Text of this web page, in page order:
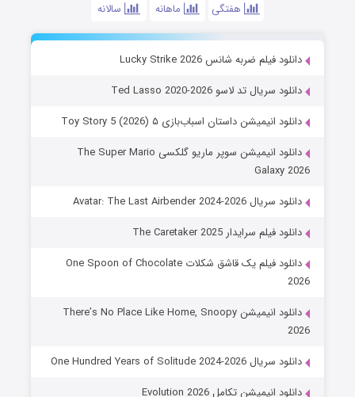
هفتگی ماهانه سالانه
دانلود فیلم ضربه شانس Lucky Strike 2026
دانلود سریال تد لاسو Ted Lasso 2020-2026
دانلود انیمیشن داستان اسباب‌بازی ۵ Toy Story 5 (2026)
دانلود انیمیشن سوپر ماریو گلکسی The Super Mario
Galaxy 2026
دانلود سریال Avatar: The Last Airbender 2024-2026
دانلود فیلم سرایدار The Caretaker 2025
دانلود فیلم یک قاشق شکلات One Spoon of Chocolate
2026
دانلود انیمیشن There’s No Place Like Home, Snoopy
2026
دانلود سریال One Hundred Years of Solitude 2024-2026
دانلود انیمیشن تکامل Evolution 2026